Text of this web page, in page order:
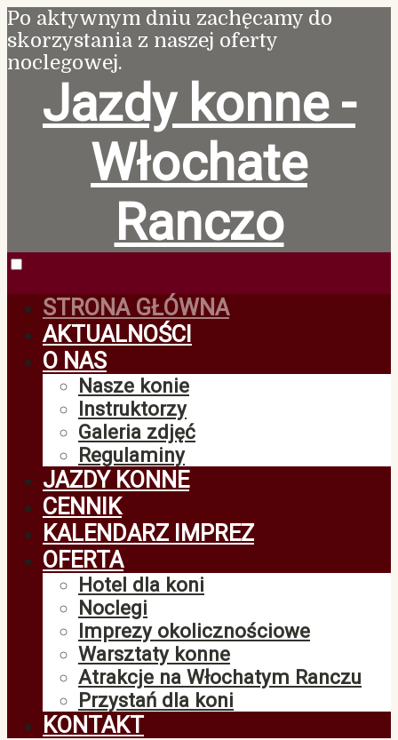
Po aktywnym dniu zachęcamy do
skorzystania z naszej oferty
noclegowej.
Jazdy konne -
Włochate
Ranczo
STRONA GŁÓWNA
AKTUALNOŚCI
O NAS
Nasze konie
Instruktorzy
Galeria zdjęć
Regulaminy
JAZDY KONNE
CENNIK
KALENDARZ IMPREZ
OFERTA
Hotel dla koni
Noclegi
Imprezy okolicznościowe
Warsztaty konne
Atrakcje na Włochatym Ranczu
Przystań dla koni
KONTAKT